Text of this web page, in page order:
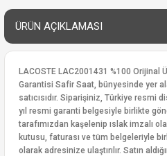
ÜRÜN AÇIKLAMASI
LACOSTE LAC2001431 %100 Orijinal
Garantisi Safir Saat, bünyesinde yer
satıcısıdır. Siparişiniz, Türkiye resmi
yıl resmi garanti belgesiyle birlikte
tarafımızdan kaşelenip ıslak imzalı
kutusu, faturası ve tüm belgeleriyle
olarak adresinize ulaştırılır. Satın